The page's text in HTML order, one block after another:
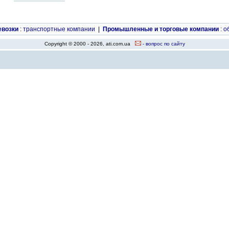
: транспортные компании Промышленные и торговые компании :
Copyright © 2000 - 2026, ati.com.ua - вопрос по сайту